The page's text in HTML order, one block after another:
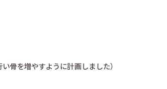
骨を増やすように計画しました）